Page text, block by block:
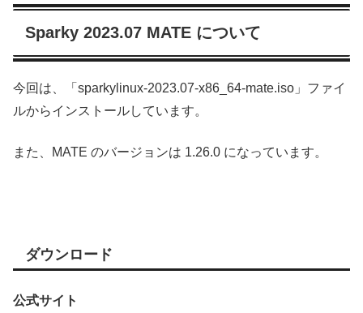
Sparky 2023.07 MATE について
今回は、「sparkylinux-2023.07-x86_64-mate.iso」ファイ
ルからインストールしています。
また、MATE のバージョンは 1.26.0 になっています。
ダウンロード
公式サイト